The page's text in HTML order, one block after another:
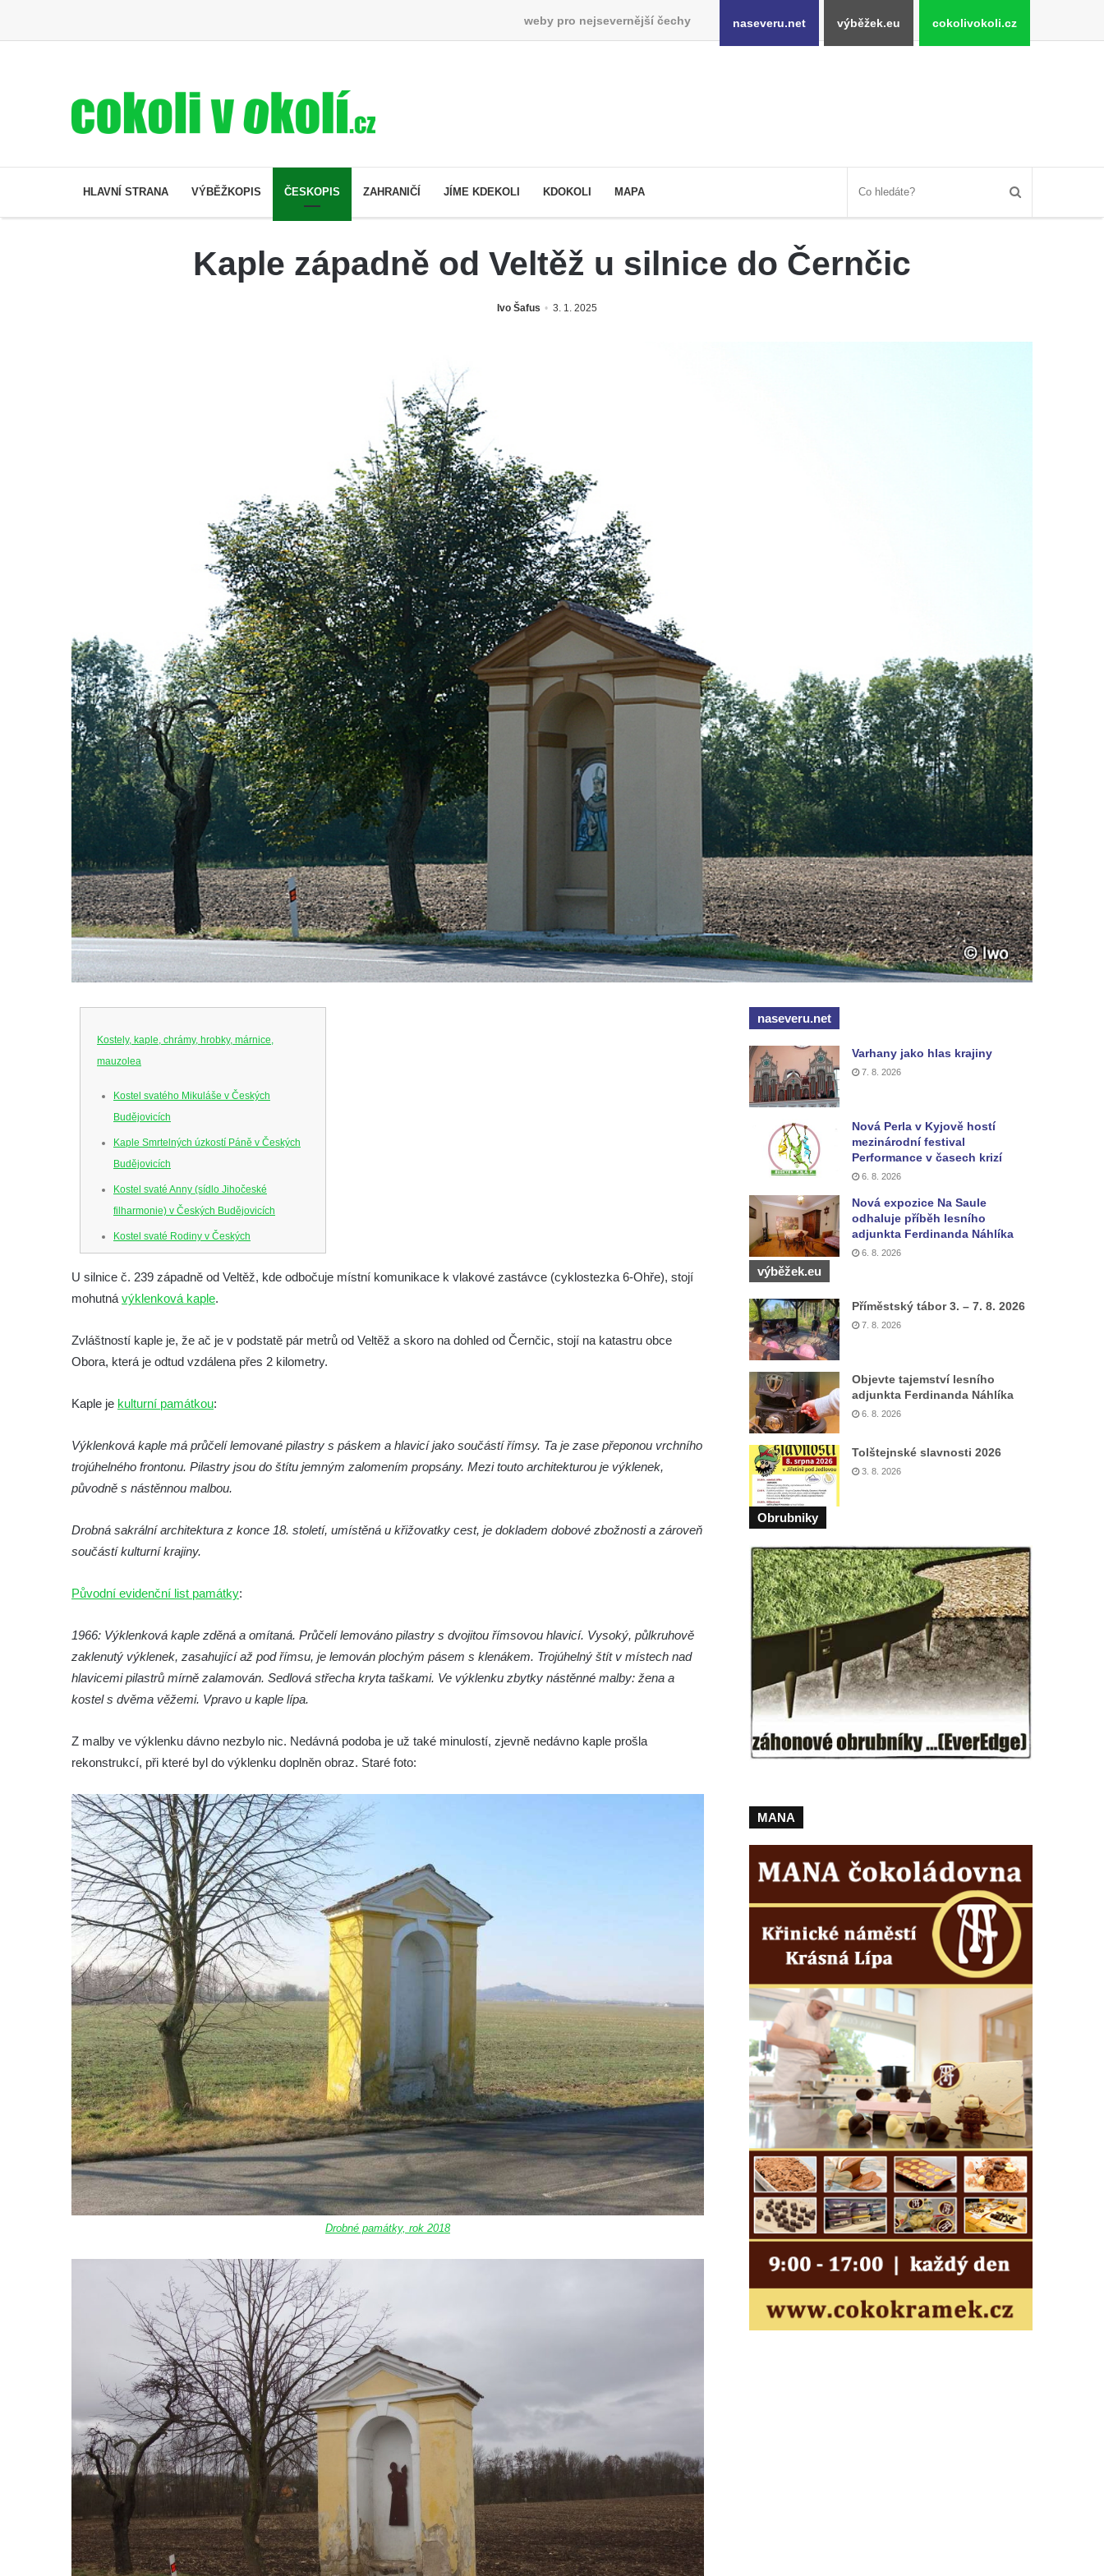
weby pro nejsevernější čechy naseveru.net výběžek.eu cokolivokoli.cz
HLAVNÍ STRANA VÝBĚŽKOPIS ČESKOPIS ZAHRANIČÍ JÍME KDEKOLI KDOKOLI MAPA
Kaple západně od Veltěž u silnice do Černčic
Ivo Šafus 3. 1. 2025
Kostely, kaple, chrámy, hrobky, márnice,
mauzolea
Kostel svatého Mikuláše v Českých
Budějovicích
Kaple Smrtelných úzkostí Páně v Českých
Budějovicích
Kostel svaté Anny (sídlo Jihočeské
filharmonie) v Českých Budějovicích
Kostel svaté Rodiny v Českých
Budějovicích
Kostel Obětování Panny Marie u kláštera
dominikánů v Českých Budějovicích
Kaple na křižovatce ulic Budějovická a
Bývalý kostel svatých Filipa a Jakuba na
Kaple na hřbitově ve Velešíně
Márnice na hřbitově ve Velešíně
Poutní areál Římov
Kostel svatého Ducha v poutním areálu
Křížová cesta Římov – XXV. kaple – Boží
Křížová cesta Římov – XXIV. kaple – Pieta
Křížová cesta Římov – XXIII. kaple –
Cyrénský pomáhá Ježíši nést kříž
Křížová cesta Římov – XXI. kaple –
Křížová cesta Římov – XX. kaple – Svatá
Veronika potkává Ježíše a utírá mu do své
roušky pot z tváře
Křížová cesta Římov – XIX. kaple – Kristus
kříž nesoucí potkává Pannu Marii
Křížová cesta Římov – XVIII. kaple – Na
Ježíše vložen kříž
Křížová cesta Římov – XVII. kaple – Velký
Pilát
Křížová cesta Římov – XVI. kaple – U
Herodesa
Křížová cesta Římov – XV. kaple – Malý
Pilát
Křížová cesta Římov – XIV. kaple – U
Kaifáše (U Děvečky)
Křížová cesta Římov – XIII. kaple – U
Annáše (U Kaifáše)
Křížová cesta Římov – XII. kaple – Vodní
haněn a tupen
Křížová cesta Římov – X. kaple – U
Cedronu
Křížová cesta Římov – IX. kaple – U
chromého žida
Křížová cesta Římov – VIII. kaple – Kristus
svázán a ze zahrady vyhnán
Křížová cesta Římov – VII. kaple – Políbení
Jidášovo
Křížová cesta Římov – VI. kaple – Olivetská
hora (Getsemanská zahrada)
Křížová cesta Římov – V. kaple – Smutná
duše
U silnice č. 239 západně od Veltěž, kde odbočuje místní komunikace k vlakové zastávce (cyklostezka 6-Ohře), stojí
mohutná výklenková kaple.
Zvláštností kaple je, že ač je v podstatě pár metrů od Veltěž a skoro na dohled od Černčic, stojí na katastru obce
Obora, která je odtud vzdálena přes 2 kilometry.
Kaple je kulturní památkou:
Výklenková kaple má průčelí lemované pilastry s páskem a hlavicí jako součástí římsy. Ta je zase přeponou vrchního
trojúhelného frontonu. Pilastry jsou do štítu jemným zalomením propsány. Mezi touto architekturou je výklenek,
původně s nástěnnou malbou.
Drobná sakrální architektura z konce 18. století, umístěná u křižovatky cest, je dokladem dobové zbožnosti a zároveň
součástí kulturní krajiny.
Původní evidenční list památky:
1966: Výklenková kaple zděná a omítaná. Průčelí lemováno pilastry s dvojitou římsovou hlavicí. Vysoký, půlkruhově
zaklenutý výklenek, zasahující až pod římsu, je lemován plochým pásem s klenákem. Trojúhelný štít v místech nad
hlavicemi pilastrů mírně zalamován. Sedlová střecha kryta taškami. Ve výklenku zbytky nástěnné malby: žena a
kostel s dvěma věžemi. Vpravo u kaple lípa.
Z malby ve výklenku dávno nezbylo nic. Nedávná podoba je už také minulostí, zjevně nedávno kaple prošla
rekonstrukcí, při které byl do výklenku doplněn obraz. Staré foto:
Drobné památky, rok 2018
naseveru.net
Varhany jako hlas krajiny
7. 8. 2026
Nová Perla v Kyjově hostí
mezinárodní festival
Performance v časech krizí
6. 8. 2026
Nová expozice Na Saule
odhaluje příběh lesního
adjunkta Ferdinanda Náhlíka
6. 8. 2026
výběžek.eu
Příměstský tábor 3. – 7. 8. 2026
7. 8. 2026
Objevte tajemství lesního
adjunkta Ferdinanda Náhlíka
6. 8. 2026
Tolštejnské slavnosti 2026
3. 8. 2026
Obrubniky
MANA